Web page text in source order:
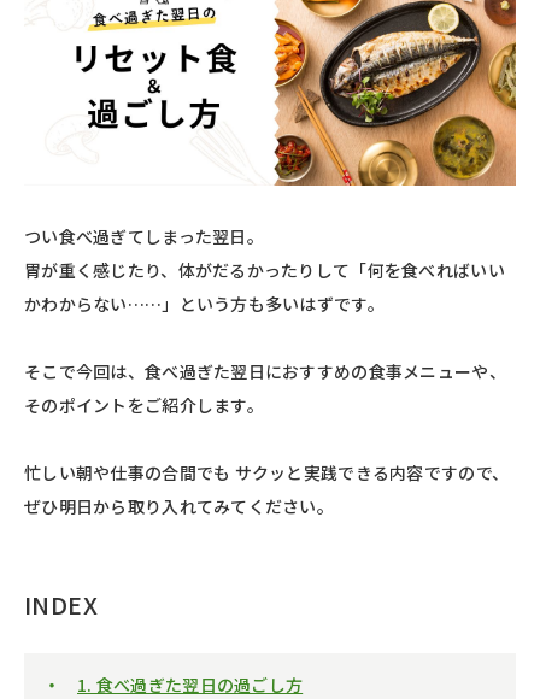
つい食べ過ぎてしまった翌日。
胃が重く感じたり、体がだるかったりして「何を食べればいい
かわからない……」という方も多いはずです。
そこで今回は、食べ過ぎた翌日におすすめの食事メニューや、
そのポイントをご紹介します。
忙しい朝や仕事の合間でも サクッと実践できる内容ですので、
ぜひ明日から取り入れてみてください。
INDEX
1. 食べ過ぎた翌日の過ごし方